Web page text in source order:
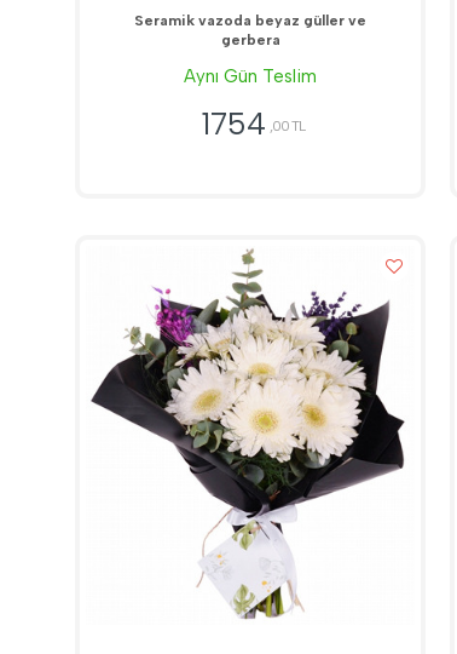
Seramik vazoda beyaz güller ve
gerbera
Aynı Gün Teslim
1754 ,00 TL